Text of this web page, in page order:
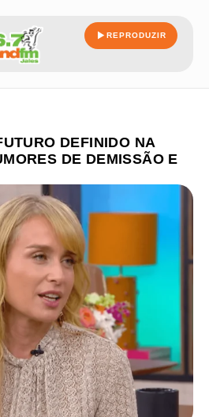
REPRODUZIR
DEFINIDO NA
DE DEMISSÃO E